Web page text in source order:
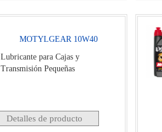
MOTYLGEAR 10W40
Lubricante para Cajas y
Transmisión Pequeñas
Detalles de producto